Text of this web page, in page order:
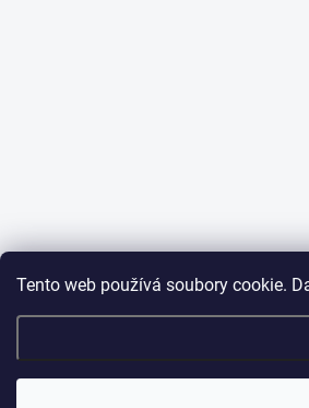
Tento web používá soubory cookie.